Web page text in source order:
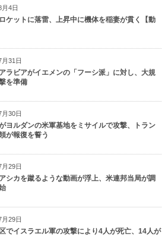
4日
ケットに落雷、上昇中に機体を稲妻が貫く【動
31日
ラビアがイエメンの「フーシ派」に対し、大規
を準備
30日
ヨルダンの米軍基地をミサイルで攻撃、トラン
が報復を誓う
29日
シカを蹴るような動画が浮上、米連邦当局が調
29日
でイスラエル軍の攻撃により4人が死亡、14人が